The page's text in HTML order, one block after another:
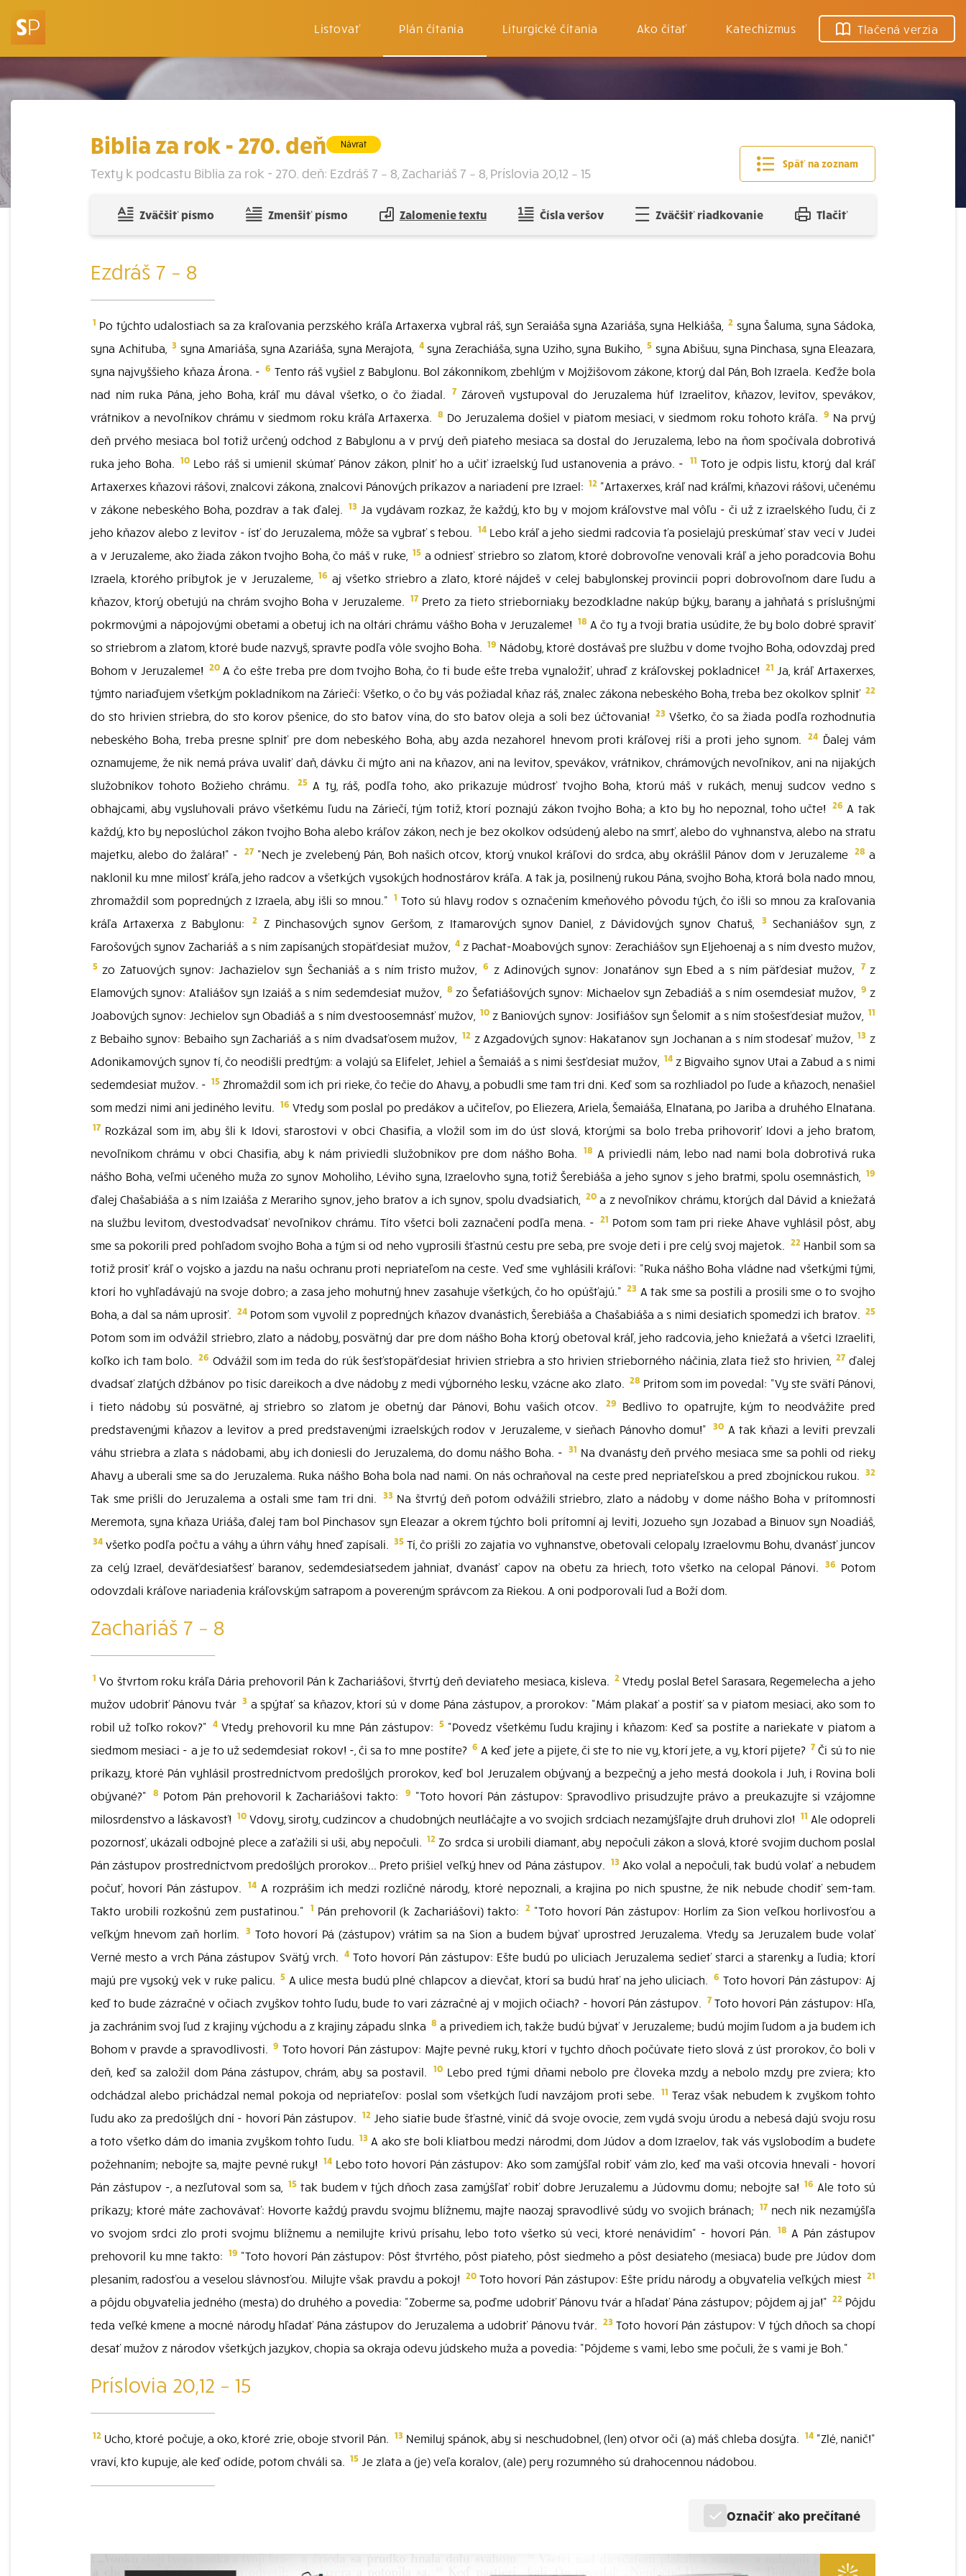
Listovať Plán čítania Liturgické čítania Ako čítať Katechizmus Tlačená verzia
Späť na zoznam
Biblia za rok - 270. deň Návrat
Texty k podcastu Biblia za rok - 270. deň: Ezdráš 7 – 8, Zachariáš 7 – 8, Príslovia 20,12 – 15
Zväčšiť písmo Zmenšiť písmo Zalomenie textu Čísla veršov Zväčšiť riadkovanie Tlačiť
Ezdráš 7 – 8
1 Po týchto udalostiach sa za kraľovania perzského kráľa Artaxerxa vybral ráš, syn Seraiáša syna Azariáša, syna Helkiáša, 2 syna Šaluma, syna Sádoka,
syna Achituba, 3 syna Amariáša, syna Azariáša, syna Merajota, 4syna Zerachiáša, syna Uziho, syna Bukiho, 5 syna Abišuu, syna Pinchasa, syna Eleazara,
syna najvyššieho kňaza Árona. - 6 Tento ráš vyšiel z Babylonu. Bol zákonníkom, zbehlým v Mojžišovom zákone, ktorý dal Pán, Boh Izraela. Keďže bola
nad ním ruka Pána, jeho Boha, kráľ mu dával všetko, o čo žiadal.
7 Zároveň vystupoval do Jeruzalema húf Izraelitov, kňazov, levitov, spevákov,
vrátnikov a nevoľníkov chrámu v siedmom roku kráľa Artaxerxa. 8 Do Jeruzalema došiel v piatom mesiaci, v siedmom roku tohoto kráľa. 9 Na prvý
deň prvého mesiaca bol totiž určený odchod z Babylonu a v prvý deň piateho mesiaca sa dostal do Jeruzalema, lebo na ňom spočívala dobrotivá
ruka jeho Boha. 10Lebo ráš si umienil skúmať Pánov zákon, plniť ho a učiť izraelský ľud ustanovenia a právo. - 11 Toto je odpis listu, ktorý dal kráľ
Artaxerxes kňazovi rášovi, znalcovi zákona, znalcovi Pánových príkazov a nariadení pre Izrael: 12"Artaxerxes, kráľ nad kráľmi, kňazovi rášovi, učenému
v zákone nebeského Boha, pozdrav a tak ďalej. 13 Ja vydávam rozkaz, že každý, kto by v mojom kráľovstve mal vôľu - či už z izraelského ľudu, či z
jeho kňazov alebo z levitov - ísť do Jeruzalema, môže sa vybrať s tebou. 14Lebo kráľ a jeho siedmi radcovia ťa posielajú preskúmať stav vecí v Judei
a v Jeruzaleme, ako žiada zákon tvojho Boha, čo máš v ruke,
15 a odniesť striebro so zlatom, ktoré dobrovoľne venovali kráľ a jeho poradcovia Bohu
Izraela, ktorého príbytok je v Jeruzaleme,
16 aj všetko striebro a zlato, ktoré nájdeš v celej babylonskej provincii popri dobrovoľnom dare ľudu a
kňazov, ktorý obetujú na chrám svojho Boha v Jeruzaleme. 17 Preto za tieto strieborniaky bezodkladne nakúp býky, barany a jahňatá s príslušnými
pokrmovými a nápojovými obetami a obetuj ich na oltári chrámu vášho Boha v Jeruzaleme! 18 A čo ty a tvoji bratia usúdite, že by bolo dobré spraviť
so striebrom a zlatom, ktoré bude nazvyš, spravte podľa vôle svojho Boha. 19 Nádoby, ktoré dostávaš pre službu v dome tvojho Boha, odovzdaj pred
Bohom v Jeruzaleme! 20A čo ešte treba pre dom tvojho Boha, čo ti bude ešte treba vynaložiť, uhraď z kráľovskej pokladnice! 21 Ja, kráľ Artaxerxes,
týmto nariaďujem všetkým pokladníkom na Záriečí: Všetko, o čo by vás požiadal kňaz ráš, znalec zákona nebeského Boha, treba bez okolkov splniť 22
do sto hrivien striebra, do sto korov pšenice, do sto batov vína, do sto batov oleja a soli bez účtovania! 23Všetko, čo sa žiada podľa rozhodnutia
nebeského Boha, treba presne splniť pre dom nebeského Boha, aby azda nezahorel hnevom proti kráľovej ríši a proti jeho synom.
24 Ďalej vám
oznamujeme, že nik nemá práva uvaliť daň, dávku či mýto ani na kňazov, ani na levitov, spevákov, vrátnikov, chrámových nevoľníkov, ani na nijakých
služobníkov tohoto Božieho chrámu.
25A ty, ráš, podľa toho, ako prikazuje múdrosť tvojho Boha, ktorú máš v rukách, menuj sudcov vedno s
obhajcami, aby vysluhovali právo všetkému ľudu na Záriečí, tým totiž, ktorí poznajú zákon tvojho Boha; a kto by ho nepoznal, toho učte! 26 A tak
každý, kto by neposlúchol zákon tvojho Boha alebo kráľov zákon, nech je bez okolkov odsúdený alebo na smrť, alebo do vyhnanstva, alebo na stratu
majetku, alebo do žalára!" - 27"Nech je zvelebený Pán, Boh našich otcov, ktorý vnukol kráľovi do srdca, aby okrášlil Pánov dom v Jeruzaleme 28 a
naklonil ku mne milosť kráľa, jeho radcov a všetkých vysokých hodnostárov kráľa. A tak ja, posilnený rukou Pána, svojho Boha, ktorá bola nado mnou,
zhromaždil som popredných z Izraela, aby išli so mnou." 1 Toto sú hlavy rodov s označením kmeňového pôvodu tých, čo išli so mnou za kraľovania
kráľa Artaxerxa z Babylonu:
2 Z Pinchasových synov Geršom, z Itamarových synov Daniel, z Dávidových synov Chatuš, 3Sechaniášov syn, z
Farošových synov Zachariáš a s ním zapísaných stopäťdesiat mužov, 4z Pachat-Moabových synov: Zerachiášov syn Eljehoenaj a s ním dvesto mužov,
5 zo Zatuových synov: Jachazielov syn Šechaniáš a s ním tristo mužov, 6 z Adinových synov: Jonatánov syn Ebed a s ním päťdesiat mužov, 7z
Elamových synov: Ataliášov syn Izaiáš a s ním sedemdesiat mužov,
8 zo Šefatiášových synov: Michaelov syn Zebadiáš a s ním osemdesiat mužov, 9 z
Joabových synov: Jechielov syn Obadiáš a s ním dvestoosemnásť mužov, 10z Baniových synov: Josifiášov syn Šelomit a s ním stošesťdesiat mužov, 11
z Bebaiho synov: Bebaiho syn Zachariáš a s ním dvadsaťosem mužov, 12z Azgadových synov: Hakatanov syn Jochanan a s ním stodesať mužov, 13 z
Adonikamových synov tí, čo neodišli predtým: a volajú sa Elifelet, Jehiel a Šemaiáš a s nimi šesťdesiat mužov,
14 z Bigvaiho synov Utai a Zabud a s nimi
sedemdesiat mužov. - 15 Zhromaždil som ich pri rieke, čo tečie do Ahavy, a pobudli sme tam tri dni. Keď som sa rozhliadol po ľude a kňazoch, nenašiel
som medzi nimi ani jediného levitu. 16 Vtedy som poslal po predákov a učiteľov, po Eliezera, Ariela, Šemaiáša, Elnatana, po Jariba a druhého Elnatana.
17 Rozkázal som im, aby šli k Idovi, starostovi v obci Chasifia, a vložil som im do úst slová, ktorými sa bolo treba prihovoriť Idovi a jeho bratom,
nevoľníkom chrámu v obci Chasifia, aby k nám priviedli služobníkov pre dom nášho Boha. 18 A priviedli nám, lebo nad nami bola dobrotivá ruka
nášho Boha, veľmi učeného muža zo synov Moholiho, Léviho syna, Izraelovho syna, totiž Šerebiáša a jeho synov s jeho bratmi, spolu osemnástich,
19
ďalej Chašabiáša a s ním Izaiáša z Merariho synov, jeho bratov a ich synov, spolu dvadsiatich, 20a z nevoľníkov chrámu, ktorých dal Dávid a kniežatá
na službu levitom, dvestodvadsať nevoľníkov chrámu. Títo všetci boli zaznačení podľa mena. - 21 Potom som tam pri rieke Ahave vyhlásil pôst, aby
sme sa pokorili pred pohľadom svojho Boha a tým si od neho vyprosili šťastnú cestu pre seba, pre svoje deti i pre celý svoj majetok. 22Hanbil som sa
totiž prosiť kráľ o vojsko a jazdu na našu ochranu proti nepriateľom na ceste. Veď sme vyhlásili kráľovi: "Ruka nášho Boha vládne nad všetkými tými,
ktorí ho vyhľadávajú na svoje dobro; a zasa jeho mohutný hnev zasahuje všetkých, čo ho opúšťajú." 23 A tak sme sa postili a prosili sme o to svojho
Boha, a dal sa nám uprosiť. 24Potom som vyvolil z popredných kňazov dvanástich, Šerebiáša a Chašabiáša a s nimi desiatich spomedzi ich bratov. 25
Potom som im odvážil striebro, zlato a nádoby, posvätný dar pre dom nášho Boha ktorý obetoval kráľ, jeho radcovia, jeho kniežatá a všetci Izraeliti,
koľko ich tam bolo. 26 Odvážil som im teda do rúk šesťstopäťdesiat hrivien striebra a sto hrivien strieborného náčinia, zlata tiež sto hrivien, 27 ďalej
dvadsať zlatých džbánov po tisíc dareikoch a dve nádoby z medi výborného lesku, vzácne ako zlato. 28 Pritom som im povedal: "Vy ste svätí Pánovi,
i tieto nádoby sú posvätné, aj striebro so zlatom je obetný dar Pánovi, Bohu vašich otcov.
29 Bedlivo to opatrujte, kým to neodvážite pred
predstavenými kňazov a levitov a pred predstavenými izraelských rodov v Jeruzaleme, v sieňach Pánovho domu!" 30 A tak kňazi a leviti prevzali
váhu striebra a zlata s nádobami, aby ich doniesli do Jeruzalema, do domu nášho Boha. - 31 Na dvanásty deň prvého mesiaca sme sa pohli od rieky
Ahavy a uberali sme sa do Jeruzalema. Ruka nášho Boha bola nad nami. On nás ochraňoval na ceste pred nepriateľskou a pred zbojníckou rukou. 32
Tak sme prišli do Jeruzalema a ostali sme tam tri dni. 33Na štvrtý deň potom odvážili striebro, zlato a nádoby v dome nášho Boha v prítomnosti
Meremota, syna kňaza Uriáša, ďalej tam bol Pinchasov syn Eleazar a okrem týchto boli prítomní aj leviti, Jozueho syn Jozabad a Binuov syn Noadiáš,
34 všetko podľa počtu a váhy a úhrn váhy hneď zapísali. 35Tí, čo prišli zo zajatia vo vyhnanstve, obetovali celopaly Izraelovmu Bohu, dvanásť juncov
za celý Izrael, deväťdesiatšesť baranov, sedemdesiatsedem jahniat, dvanásť capov na obetu za hriech, toto všetko na celopal Pánovi.
36 Potom
odovzdali kráľove nariadenia kráľovským satrapom a povereným správcom za Riekou. A oni podporovali ľud a Boží dom.
Zachariáš 7 – 8
1 Vo štvrtom roku kráľa Dária prehovoril Pán k Zachariášovi, štvrtý deň deviateho mesiaca, kisleva. 2 Vtedy poslal Betel Sarasara, Regemelecha a jeho
mužov udobriť Pánovu tvár 3a spýtať sa kňazov, ktorí sú v dome Pána zástupov, a prorokov: "Mám plakať a postiť sa v piatom mesiaci, ako som to
robil už toľko rokov?" 4 Vtedy prehovoril ku mne Pán zástupov: 5 "Povedz všetkému ľudu krajiny i kňazom: Keď sa postíte a nariekate v piatom a
siedmom mesiaci - a je to už sedemdesiat rokov! -, či sa to mne postíte? 6 A keď jete a pijete, či ste to nie vy, ktorí jete, a vy, ktorí pijete? 7 Či sú to nie
príkazy, ktoré Pán vyhlásil prostredníctvom predošlých prorokov, keď bol Jeruzalem obývaný a bezpečný a jeho mestá dookola i Juh, i Rovina boli
obývané?"
8 Potom Pán prehovoril k Zachariášovi takto: 9 "Toto hovorí Pán zástupov: Spravodlivo prisudzujte právo a preukazujte si vzájomne
milosrdenstvo a láskavosť! 10Vdovy, siroty, cudzincov a chudobných neutláčajte a vo svojich srdciach nezamýšľajte druh druhovi zlo! 11 Ale odopreli
pozornosť, ukázali odbojné plece a zaťažili si uši, aby nepočuli. 12 Zo srdca si urobili diamant, aby nepočuli zákon a slová, ktoré svojim duchom poslal
Pán zástupov prostredníctvom predošlých prorokov... Preto prišiel veľký hnev od Pána zástupov. 13Ako volal a nepočuli, tak budú volať a nebudem
počuť, hovorí Pán zástupov. 14 A rozprášim ich medzi rozličné národy, ktoré nepoznali, a krajina po nich spustne, že nik nebude chodiť sem-tam.
Takto urobili rozkošnú zem pustatinou." 1 Pán prehovoril (k Zachariášovi) takto: 2"Toto hovorí Pán zástupov: Horlím za Sion veľkou horlivosťou a
veľkým hnevom zaň horlím. 3Toto hovorí Pá (zástupov) vrátim sa na Sion a budem bývať uprostred Jeruzalema. Vtedy sa Jeruzalem bude volať
Verné mesto a vrch Pána zástupov Svätý vrch. 4Toto hovorí Pán zástupov: Ešte budú po uliciach Jeruzalema sedieť starci a starenky a ľudia; ktorí
majú pre vysoký vek v ruke palicu. 5 A ulice mesta budú plné chlapcov a dievčat, ktorí sa budú hrať na jeho uliciach. 6 Toto hovorí Pán zástupov: Aj
keď to bude zázračné v očiach zvyškov tohto ľudu, bude to vari zázračné aj v mojich očiach? - hovorí Pán zástupov. 7Toto hovorí Pán zástupov: Hľa,
ja zachránim svoj ľud z krajiny východu a z krajiny západu slnka 8 a privediem ich, takže budú bývať v Jeruzaleme; budú mojím ľudom a ja budem ich
Bohom v pravde a spravodlivosti. 9 Toto hovorí Pán zástupov: Majte pevné ruky, ktorí v tychto dňoch počúvate tieto slová z úst prorokov, čo boli v
deň, keď sa založil dom Pána zástupov, chrám, aby sa postavil. 10 Lebo pred tými dňami nebolo pre človeka mzdy a nebolo mzdy pre zviera; kto
odchádzal alebo prichádzal nemal pokoja od nepriateľov: poslal som všetkých ľudí navzájom proti sebe. 11 Teraz však nebudem k zvyškom tohto
ľudu ako za predošlých dní - hovorí Pán zástupov. 12Jeho siatie bude šťastné, vinič dá svoje ovocie, zem vydá svoju úrodu a nebesá dajú svoju rosu
a toto všetko dám do imania zvyškom tohto ľudu. 13 A ako ste boli kliatbou medzi národmi, dom Júdov a dom Izraelov, tak vás vyslobodím a budete
požehnaním; nebojte sa, majte pevné ruky! 14 Lebo toto hovorí Pán zástupov: Ako som zamýšľal robiť vám zlo, keď ma vaši otcovia hnevali - hovorí
Pán zástupov -, a nezľutoval som sa,
15tak budem v tých dňoch zasa zamýšľať robiť dobre Jeruzalemu a Júdovmu domu; nebojte sa! 16 Ale toto sú
príkazy; ktoré máte zachovávať: Hovorte každý pravdu svojmu blížnemu, majte naozaj spravodlivé súdy vo svojich bránach; 17 nech nik nezamýšľa
vo svojom srdci zlo proti svojmu blížnemu a nemilujte krivú prísahu, lebo toto všetko sú veci, ktoré nenávidím" - hovorí Pán. 18 A Pán zástupov
prehovoril ku mne takto: 19 "Toto hovorí Pán zástupov: Pôst štvrtého, pôst piateho, pôst siedmeho a pôst desiateho (mesiaca) bude pre Júdov dom
plesaním, radosťou a veselou slávnosťou. Milujte však pravdu a pokoj! 20Toto hovorí Pán zástupov: Ešte prídu národy a obyvatelia veľkých miest 21
a pôjdu obyvatelia jedného (mesta) do druhého a povedia: "Zoberme sa, poďme udobriť Pánovu tvár a hľadať Pána zástupov; pôjdem aj ja!" 22Pôjdu
teda veľké kmene a mocné národy hľadať Pána zástupov do Jeruzalema a udobriť Pánovu tvár. 23Toto hovorí Pán zástupov: V tých dňoch sa chopí
desať mužov z národov všetkých jazykov, chopia sa okraja odevu júdskeho muža a povedia: "Pôjdeme s vami, lebo sme počuli, že s vami je Boh."
Príslovia 20,12 – 15
12 Ucho, ktoré počuje, a oko, ktoré zrie, oboje stvoril Pán. 13Nemiluj spánok, aby si neschudobnel, (len) otvor oči (a) máš chleba dosýta. 14"Zlé, nanič!"
vraví, kto kupuje, ale keď odíde, potom chváli sa. 15 Je zlata a (je) veľa koralov, (ale) pery rozumného sú drahocennou nádobou.
Označiť ako prečítané